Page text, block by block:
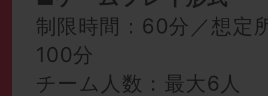
制限時間：60分／想定
100分
チーム人数：最大6人